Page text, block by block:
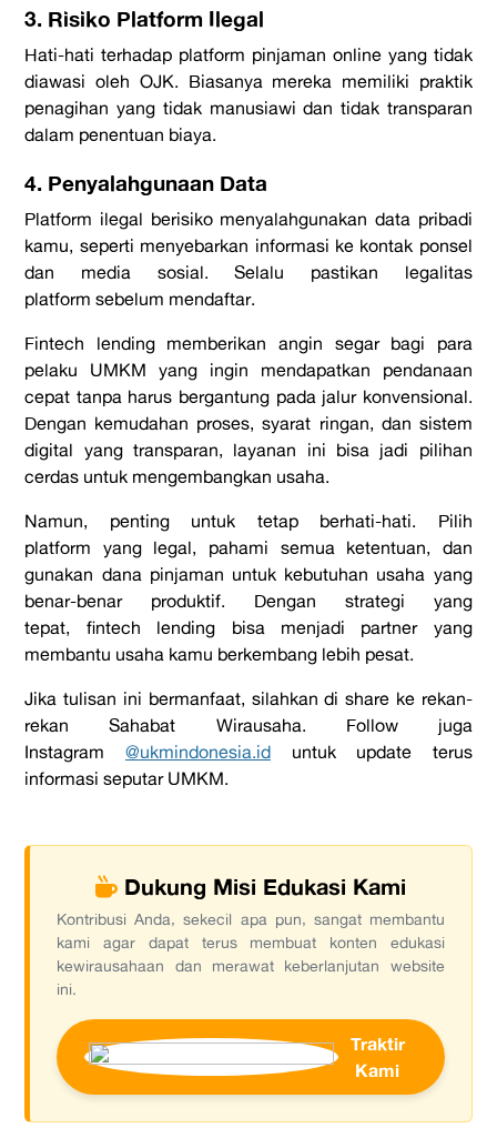
3. Risiko Platform Ilegal
Hati-hati terhadap platform pinjaman onlineyang tidak
diawasi oleh OJK. Biasanya mereka memiliki praktik
penagihan yang tidak manusiawi dan tidak transparan
dalam penentuan biaya.
4. Penyalahgunaan Data
Platform ilegal berisiko menyalahgunakan data pribadi
kamu, seperti menyebarkan informasi ke kontak ponsel
dan media sosial. Selalu pastikan legalitas
platform sebelum mendaftar.
Fintech lending memberikan angin segar bagi para
pelaku UMKM yang ingin mendapatkan pendanaan
cepat tanpa harus bergantung pada jalur konvensional.
Dengan kemudahan proses, syarat ringan, dan sistem
digital yang transparan, layanan ini bisa jadi pilihan
cerdas untuk mengembangkan usaha.
Namun, penting untuk tetap berhati-hati. Pilih
platform yang legal, pahami semua ketentuan, dan
gunakan dana pinjaman untuk kebutuhan usaha yang
benar-benar produktif. Dengan strategi yang
tepat,
fintech lending bisa menjadi partner yang
membantu usaha kamu berkembang lebih pesat.
Jika tulisan ini bermanfaat, silahkan di share ke rekan-
rekan Sahabat Wirausaha. Follow juga
Instagram @ukmindonesia.iduntuk update terus
informasi seputar UMKM.
Dukung Misi Edukasi Kami
Kontribusi Anda, sekecil apa pun, sangat membantu
kami agar dapat terus membuat konten edukasi
kewirausahaan dan merawat keberlanjutan website
ini.
Traktir
Kami